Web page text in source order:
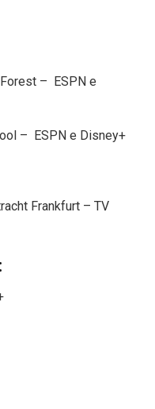
– ESPN e
– ESPN e Disney+
Frankfurt – TV